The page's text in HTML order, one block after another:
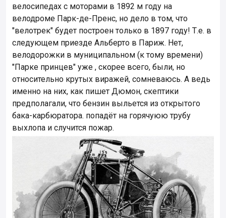
велосипедах с моторами в 1892 м году на
велодроме Парк-де-Пренс, но дело в том, что
"велотрек" будет построен только в 1897 году! Т.е. в
следующем приезде Альберто в Париж. Нет,
велодорожки в муниципальном (к тому времени)
"Парке принцев" уже , скорее всего, были, но
относительно крутых виражей, сомневаюсь. А ведь
именно на них, как пишет Дюмон, скептики
предполагали, что бензин выльется из открытого
бака-карбюратора. попадёт на горячуюю трубу
выхлопа и случится пожар.